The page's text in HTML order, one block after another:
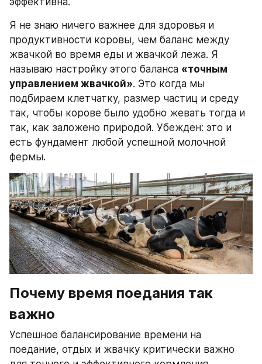
Я не знаю ничего важнее для здоровья и
продуктивности коровы, чем баланс между
жвачкой во время еды и жвачкой лежа. Я
называю настройку этого баланса «точным
управлением жвачкой». Это когда мы
подбираем клетчатку, размер частиц и среду
так, чтобы корове было удобно жевать тогда и
так, как заложено природой. Убежден: это и
есть фундамент любой успешной молочной
фермы.
Почему время поедания так
важно
Успешное балансирование времени на
поедание, отдых и жвачку критически важно